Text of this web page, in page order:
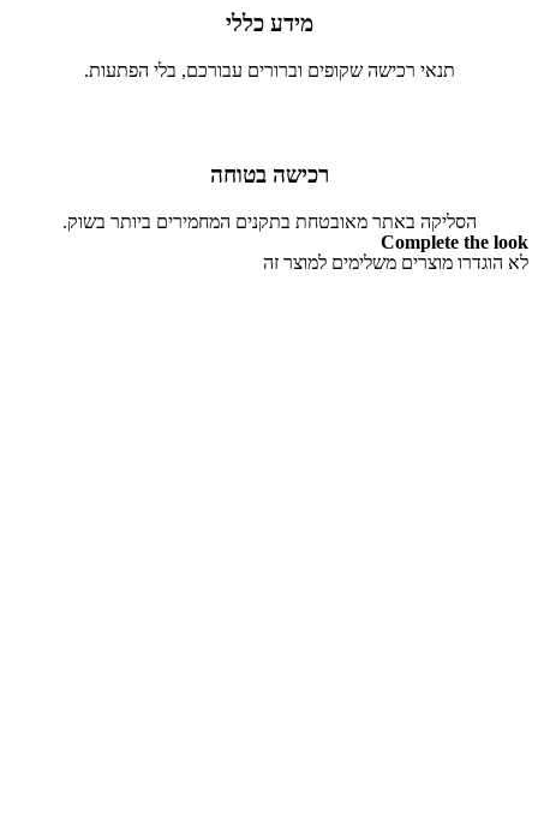
מידע כללי
תנאי רכישה שקופים וברורים עבורכם, בלי הפתעות.
רכישה בטוחה
הסליקה באתר מאובטחת בתקנים המחמירים ביותר בשוק.
Complete the look
לא הוגדרו מוצרים משלימים למוצר זה